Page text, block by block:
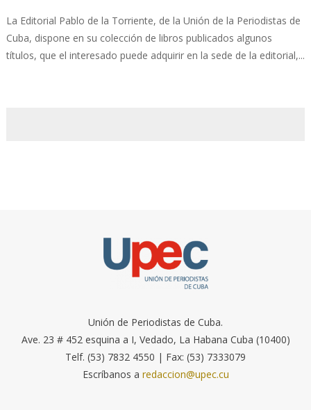
La Editorial Pablo de la Torriente, de la Unión de la Periodistas de
Cuba, dispone en su colección de libros publicados algunos
títulos, que el interesado puede adquirir en la sede de la editorial,...
Unión de Periodistas de Cuba.
Ave. 23 # 452 esquina a I, Vedado, La Habana Cuba (10400)
Telf. (53) 7832 4550 | Fax: (53) 7333079
Escríbanos a redaccion@upec.cu